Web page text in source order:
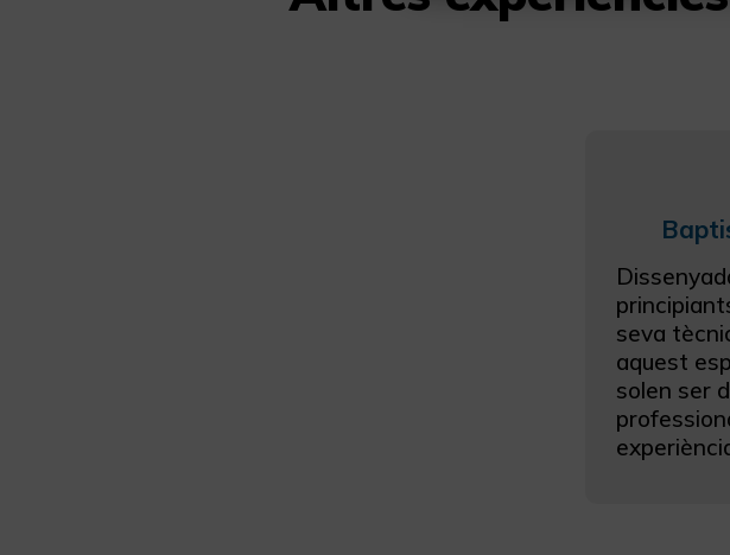
seva
aquest
solen ser